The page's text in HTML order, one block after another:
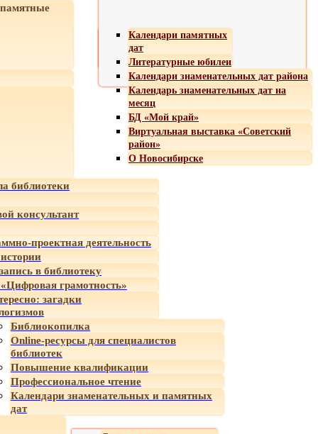
Календари памятных
дат
Литературные юбилеи
Календари знаменательных дат района
Календарь знаменательных дат на
месяц
БД «Мой край»
Виртуальная выставка «Советский
район»
О Новосибирске
библиотеки
консультант
проектная деятельность
в библиотеку
грамотность»
загадки
Библиокопилка
Online-ресурсы для специалистов
библиотек
Повышение квалификации
Профессиональное чтение
Календари знаменательных и памятных
дат